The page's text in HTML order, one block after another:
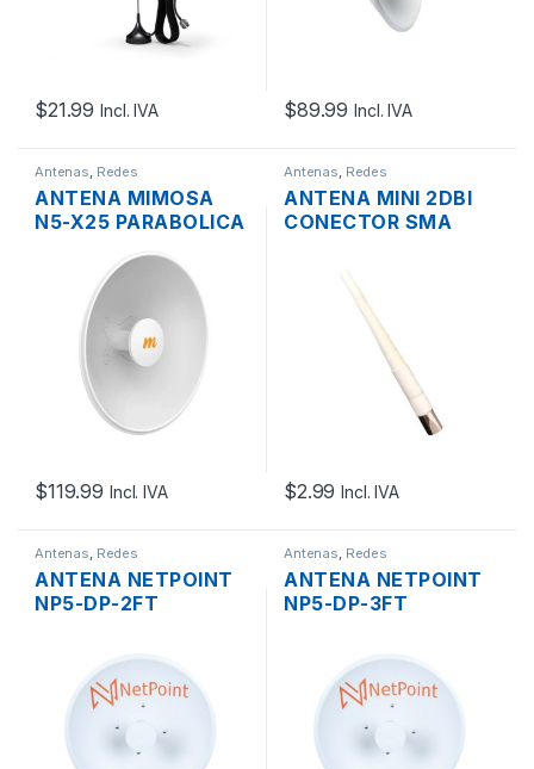
$21.99 Incl. IVA $89.99 Incl. IVA
Antenas, Redes
ANTENA MIMOSA
N5-X25 PARABOLICA
ON 25DBI 4.9-
6.4GHZ PTP
$119.99 Incl. IVA
Antenas, Redes
ANTENA MINI 2DBI
CONECTOR SMA
$2.99 Incl. IVA
Antenas, Redes
ANTENA NETPOINT
NP5-DP-2FT
30DBI 4.9-6.2GHZ
PTP
Antenas, Redes
ANTENA NETPOINT
NP5-DP-3FT
34DBI 4.9-6.2GHZ
PTP